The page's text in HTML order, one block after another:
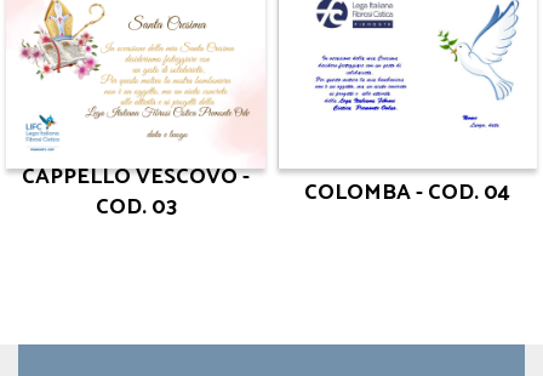
CAPPELLO VESCOVO -
COD. 03
COLOMBA - COD. 04